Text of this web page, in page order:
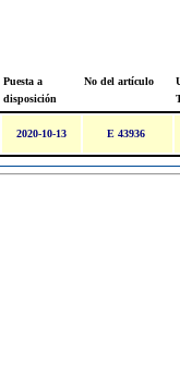
Puesta a
disposición
No del artículo
2020-10-13 E 43936